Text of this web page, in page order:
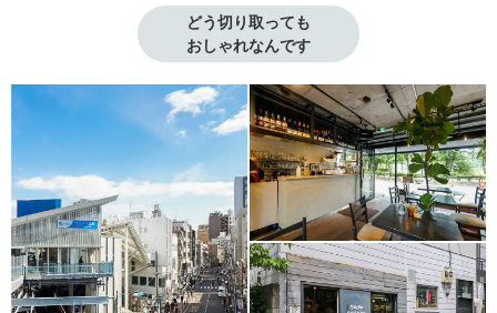
どう切り取っても
おしゃれなんです